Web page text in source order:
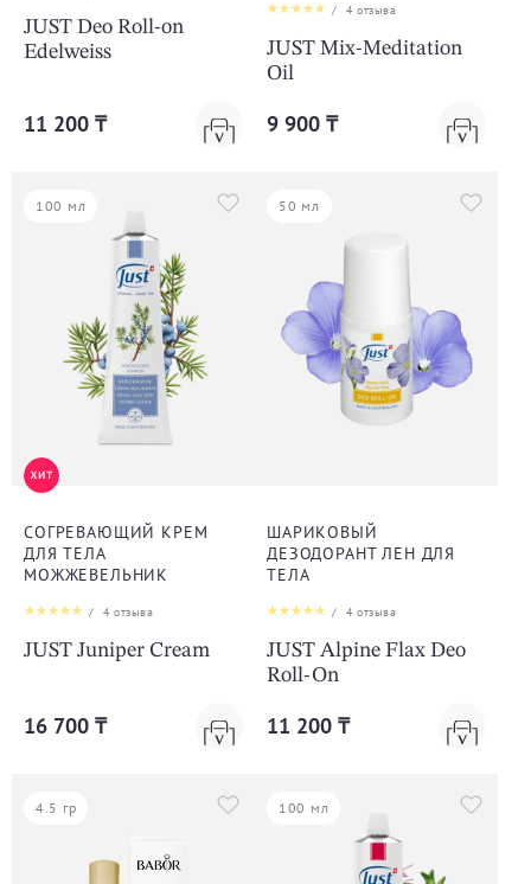
JUST Deo Roll-on
Edelweiss
11 200 ₸
/ 4отзыва
JUST Mix-Meditation
Oil
9 900 ₸
100 мл
СОГРЕВАЮЩИЙ КРЕМ
ДЛЯ ТЕЛА
МОЖЖЕВЕЛЬНИК
/ 4отзыва
JUST Juniper Cream
16 700 ₸
50 мл
ШАРИКОВЫЙ
ДЕЗОДОРАНТ ЛЕН ДЛЯ
ТЕЛА
/ 4отзыва
JUST Alpine Flax Deo
Roll-On
11 200 ₸
4.5 гр 100 мл